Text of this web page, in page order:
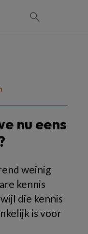
nu eens
weinig
kennis
die kennis
is voor